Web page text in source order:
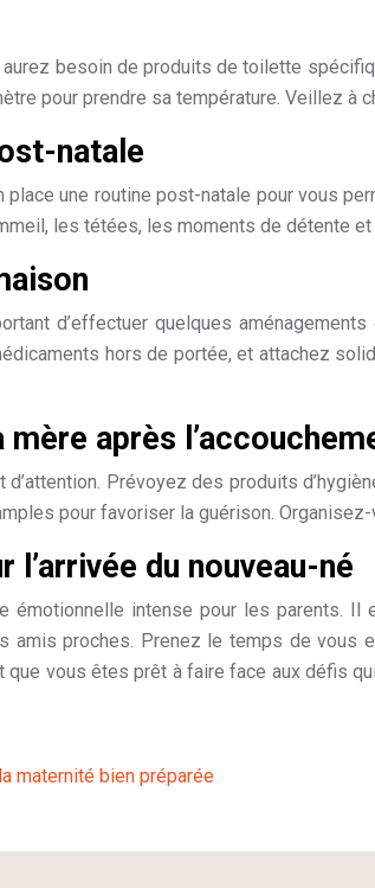
besoin de produits de toilette
pour prendre sa température. Veillez
natale
une routine post-natale pour vous
les tétées, les moments de détente
d’effectuer quelques
hors de portée, et attachez
après
d’attention. Prévoyez des produits
pour favoriser la guérison.
du nouveau-né
émotionnelle intense pour les
amis proches. Prenez le temps de
que vous êtes prêt à faire face aux défis
maternité bien préparée